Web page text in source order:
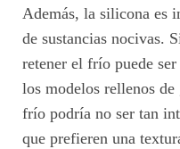
Además, la silicona es
de sustancias nocivas.
retener el frío puede
los modelos rellenos
frío podría no ser tan
que prefieren una